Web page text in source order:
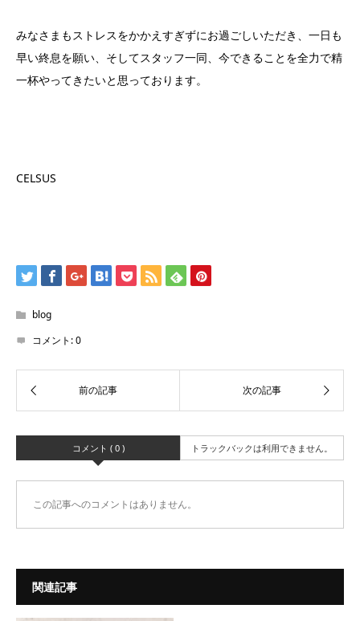
みなさまもストレスをかかえすぎずにお過ごしいただき 、 一日も
早い終息を願い、そしてスタッフ一同、今できることを全力で精
一杯やってき たいと思っております。
CELSUS
blog
コメント:0
コメント ( 0 ) トラックバックは利用できません。
この記事へのコメントはありません。
関連記事